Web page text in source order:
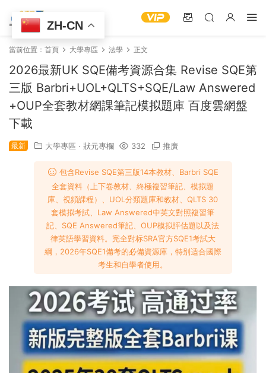
當前位置： 首頁 大學專區 ‌法學 正文
2026最新UK SQE備考資源合集 Revise SQE第
三版 Barbri+UOL+QLTS+SQE/Law Answered
+OUP全套教材網課筆記模拟題庫 百度雲網盤
下載
最新 大學專區 · 狀元專欄 332 推廣
包含Revise SQE第三版14本教材、Barbri SQE
全套資料（上下卷教材、終極複習筆記、模拟題
庫、視頻課程）、UOL分類題庫和教材、QLTS 30
套模拟考試、Law Answered中英文對照複習筆
記、SQE Answered筆記、OUP模拟評估題以及法
律英語學習資料。完全對标SRA官方SQE1考試大
綱，2026年SQE1備考的必備資源庫，特别适合國際
考生和自學者使用。
ZH-CN